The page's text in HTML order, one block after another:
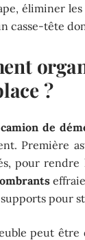
éliminer
casse-tête
?
camion de
Première
pour rendre
pour
peut être